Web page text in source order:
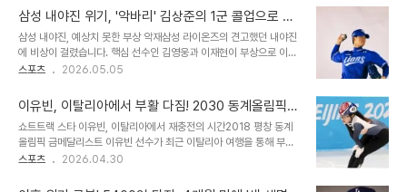
은 부상으로 인해 몇 주 결장이 수개월의..
진행된 '그라운드 키즈 런' 이벤트에 참여하며, 유 선수는 부상에도 불
구하고 아들과 함께 웃음꽃을 피웠습니다. 이는 단순한 야구 경기를 넘
어, 한 아이의 아버지로서 보여준 깊은 사랑과 헌신을 느끼게 합니다.
부상 투혼, 그리고 재활의 의지유영찬 선수는 최근 경기 중 팔꿈치 부
상으로 인해 핀 고정술이 필요한 진단을 받았습니다. 이는 1년 5개월
것으로 예상됩니다. 지..
삼성 내야진 위기, '악바리' 김상준의 1군 콜업으로 돌
파구 마련할까?
삼성 내야진, 예상치 못한 부상 악재삼성 라이온즈의 견고했던 내야진
에 비상이 걸렸습니다. 핵심 선수인 김영웅과 이재현이 부상으로 이탈
하면서, 그동안 철벽 수비를 자랑했던 팀의 방패에 균열이 생겼습니다.
수비 불안으로 이어졌습니다. 박진만 감독은 젊은 선수들에게 기회를
부여하며 팀의 단단함을 더하고자 했으나, 예상치 못한 실책이 발목을
잡았습니다. 기대와 실망, 젊은 선수들의 1군 콜업김영웅과 이재현의
부상 이탈은 다른 젊은 선수들에게 1군 무대에서 뛸 기회를 제공했습
니다. 김재상과 양우현이 선발 출전 기회를 잡았지만, 아쉬운 수비 실
스포츠 2026.05.05
이유빈, 이탈리아에서 부활 다짐! 2030 동계올림픽
향한 뜨거운 열정
쇼트트랙 스타 이유빈, 이탈리아에서 재충전의 시간2018 평창 동계
올림픽 금메달리스트 이유빈 선수가 최근 이탈리아 여행을 통해 부활
을 다짐했습니다. 부상으로 2026 밀라노·코르티나담페초 동계올림
풍경 속에서 심기일전하는 모습을 보였습니다. 팬들은 그녀의 SNS에
스포츠 2026.04.30